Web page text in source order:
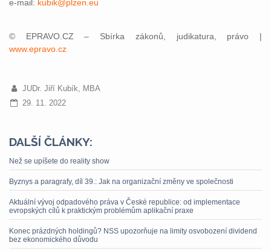
e-mail: kubik@plzen.eu
© EPRAVO.CZ – Sbírka zákonů, judikatura, právo |
www.epravo.cz
JUDr. Jiří Kubík, MBA
29. 11. 2022
DALŠÍ ČLÁNKY:
Než se upíšete do reality show
Byznys a paragrafy, díl 39.: Jak na organizační změny ve společnosti
Aktuální vývoj odpadového práva v České republice: od implementace
evropských cílů k praktickým problémům aplikační praxe
Konec prázdných holdingů? NSS upozorňuje na limity osvobození dividend
bez ekonomického důvodu